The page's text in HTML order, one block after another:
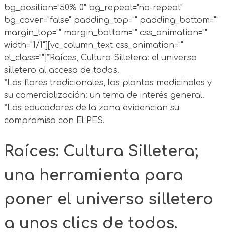
bg_position="50% 0" bg_repeat="no-repeat"
bg_cover="false" padding_top="" padding_bottom=""
margin_top="" margin_bottom="" css_animation=""
width="1/1"][vc_column_text css_animation=""
el_class=""]*Raíces, Cultura Silletera: el universo
silletero al acceso de todos.
*Las flores tradicionales, las plantas medicinales y
su comercialización: un tema de interés general.
*Los educadores de la zona evidencian su
compromiso con El PES.
Raíces: Cultura Silletera;
una herramienta para
poner el universo silletero
a unos clics de todos.